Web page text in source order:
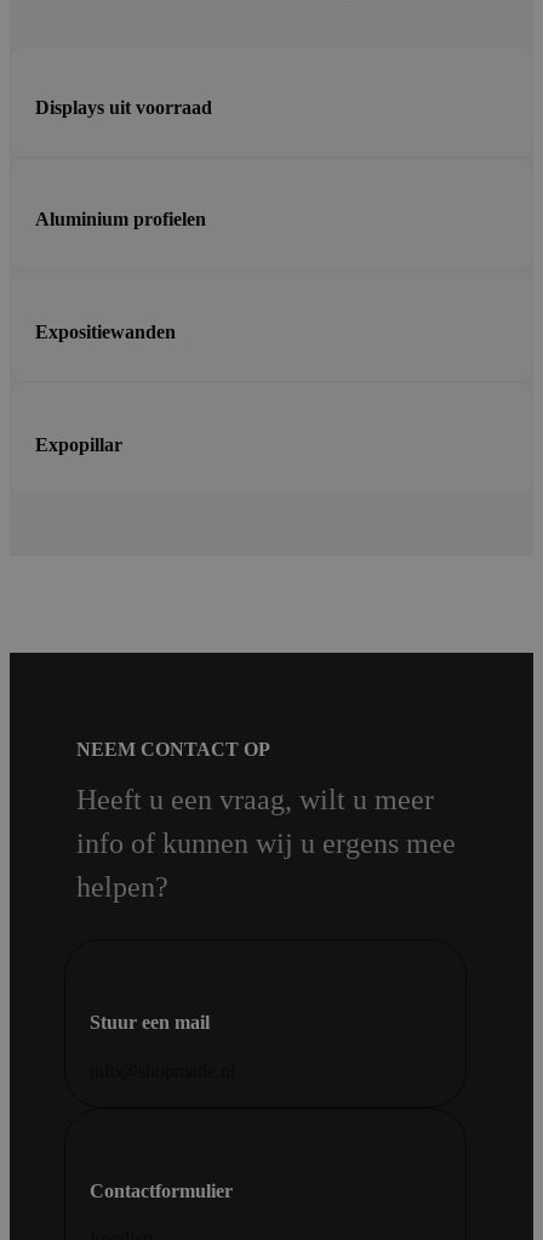
Displays uit voorraad
Aluminium profielen
Expositiewanden
Expopillar
NEEM CONTACT OP
Heeft u een vraag, wilt u meer
info of kunnen wij u ergens mee
helpen?
Stuur een mail
Contactformulier